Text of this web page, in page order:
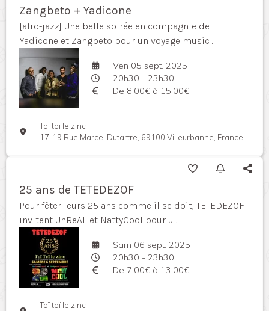
Zangbeto + Yadicone
[afro-jazz] Une belle soirée en compagnie de
Yadicone et Zangbeto pour un voyage music...
Ven 05 sept. 2025
20h30 - 23h30
De 8,00€ à 15,00€
Toï toï le zinc
17-19 Rue Marcel Dutartre, 69100 Villeurbanne, France
25 ans de TETEDEZOF
Pour fêter leurs 25 ans comme il se doit, TETEDEZOF
invitent UnReAL et NattyCool pour u...
Sam 06 sept. 2025
20h30 - 23h30
De 7,00€ à 13,00€
Toï toï le zinc